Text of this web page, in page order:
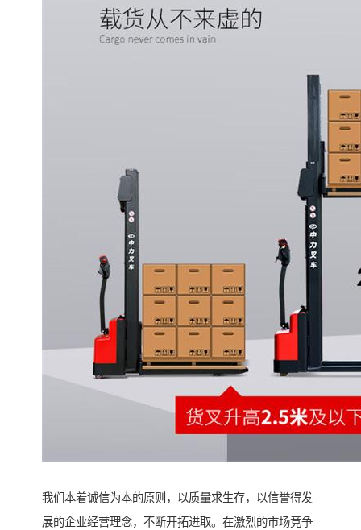
我们本着诚信为本的原则，以质量求生存，以信誉得发
展的企业经营理念，不断开拓进取。在激烈的市场竞争